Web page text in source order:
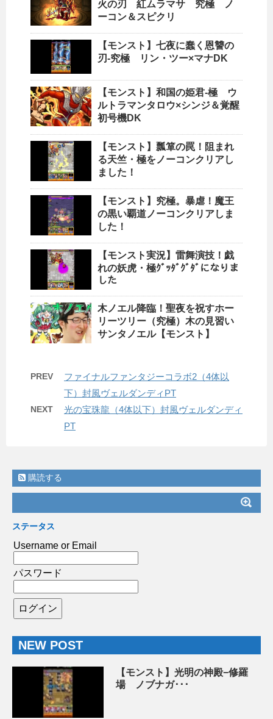
火の刃 紅ムラマサ 究極 ノ
ーコン＆スピクリ
【モンスト】七夜に蠢く恩讐の
刃-究極 リン・ツー×マナDK
【モンスト】和国の姫君-極 ウ
ルトラマンタロウ×シンジ＆覚醒
初号機DK
【モンスト】瓢箪の罠！阻まれ
る天竺・極をノーコンクリアし
ました！
【モンスト】究極。暴虐！魔王
の黒い覇道ノーコンクリアしま
した！
【モンスト実況】雷舞演技！戯
れの妖虎・極ｸﾞｯﾀﾞｸﾞﾀﾞになりま
した
木ノエル降臨！聖夜を祝すホー
リーツリー（究極）木の見習い
サンタノエル【モンスト】
PREV
ファイナルファンタジーコラボ2（4体以
下）封風ヴェルダンディPT
NEXT
光の宝珠龍（4体以下）封風ヴェルダンディ
PT
購読する
ステータス
Username or Email
パスワード
NEW POST
【モンスト】光明の神殿−修羅
場 ノブナガ･･･